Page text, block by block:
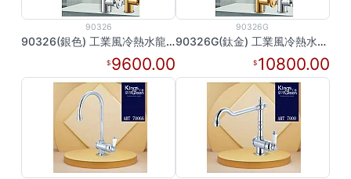
90326
90326(銀色) 工業風冷熱水龍頭
9600.00
90326G
90326G(鈦金) 工業風冷熱水龍頭
10800.00